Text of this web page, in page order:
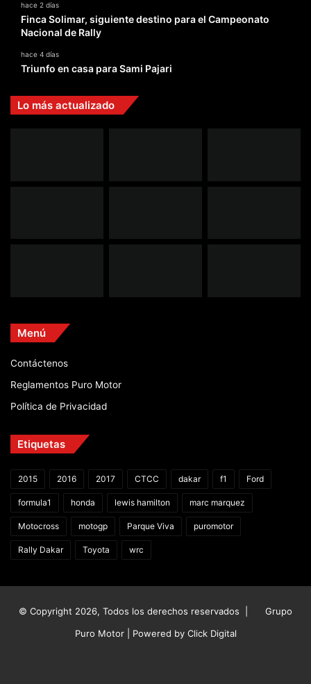
hace 2 días
Finca Solimar, siguiente destino para el Campeonato
Nacional de Rally
hace 4 días
Triunfo en casa para Sami Pajari
Lo más actualizado
Menú
Contáctenos
Reglamentos Puro Motor
Política de Privacidad
Etiquetas
2015 2016 2017 CTCC dakar f1 Ford
formula1 honda lewis hamilton marc marquez
Motocross motogp Parque Viva puromotor
Rally Dakar Toyota wrc
© Copyright 2026, Todos los derechos reservados |
Grupo
Puro Motor | Powered by Click Digital